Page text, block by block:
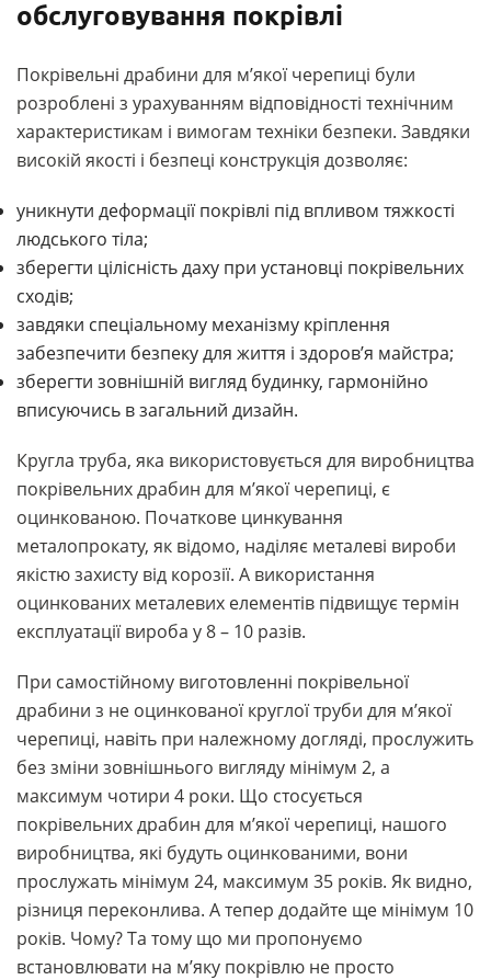
обслуговування покрівлі
Покрівельні драбини для м’якої черепиці були
розроблені з урахуванням відповідності технічним
характеристикам і вимогам техніки безпеки. Завдяки
високій якості і безпеці конструкція дозволяє:
уникнути деформації покрівлі під впливом тяжкості
людського тіла;
зберегти цілісність даху при установці покрівельних
сходів;
завдяки спеціальному механізму кріплення
забезпечити безпеку для життя і здоров’я майстра;
зберегти зовнішній вигляд будинку, гармонійно
вписуючись в загальний дизайн.
Кругла труба, яка використовується для виробництва
покрівельних драбин для м’якої черепиці, є
оцинкованою. Початкове цинкування
металопрокату, як відомо, наділяє металеві вироби
якістю захисту від корозії. А використання
оцинкованих металевих елементів підвищує термін
експлуатації вироба у 8 – 10 разів.
При самостійному виготовленні покрівельної
драбини з не оцинкованої круглої труби для м’якої
черепиці, навіть при належному догляді, прослужить
без зміни зовнішнього вигляду мінімум 2, а
максимум чотири 4 роки. Що стосується
покрівельних драбин для м’якої черепиці, нашого
виробництва, які будуть оцинкованими, вони
прослужать мінімум 24, максимум 35 років. Як видно,
різниця переконлива. А тепер додайте ще мінімум 10
років. Чому? Та тому що ми пропонуємо
встановлювати на м’яку покрівлю не просто